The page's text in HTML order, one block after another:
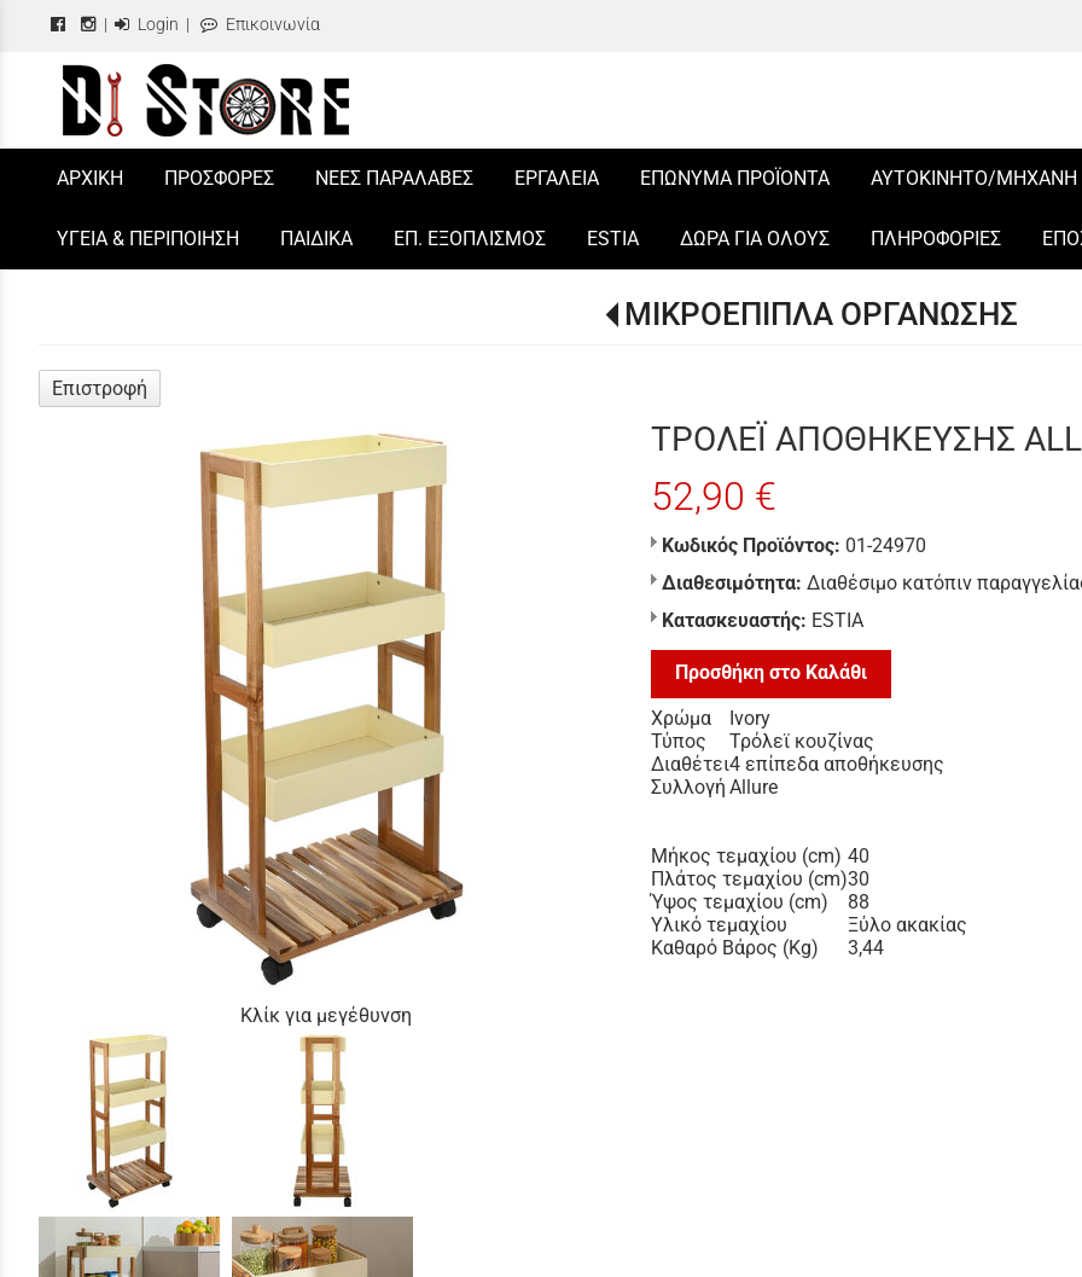
| Login | Επικοινωνία
/
ΑΡΧΙΚΗ ΠΡΟΣΦΟΡΕΣ ΝΕΕΣ ΠΑΡΑΛΑΒΕΣ ΕΡΓΑΛΕΙΑ ΕΠΩΝΥΜΑ ΠΡΟΪΟΝΤΑ ΑΥΤΟΚΙΝΗΤΟ/ΜΗΧΑΝΗ
ΥΓΕΙΑ & ΠΕΡΙΠΟΙΗΣΗ ΠΑΙΔΙΚΑ ΕΠ. ΕΞΟΠΛΙΣΜΟΣ ESTIA ΔΩΡΑ ΓΙΑ ΟΛΟΥΣ ΠΛΗΡΟΦΟΡΙΕΣ
ΜΙΚΡΟΕΠΙΠΛΑ ΟΡΓΑΝΩΣΗΣ
Επιστροφή
Κλίκ για μεγέθυνση
ΤΡΟΛΕΪ ΑΠΟΘΗΚΕΥΣΗΣ
52,90 €
Κωδικός Προϊόντος: 01-24970
Διαθεσιμότητα: Διαθέσιμο κατόπιν
Κατασκευαστής: ESTIA
Προσθήκη στο Καλάθι
Χρώμα
Ivory
Τύπος
Τρόλεϊ κουζίνας
Διαθέτει4 επίπεδα αποθήκευσης
Συλλογή Allure
Μήκος τεμαχίου (cm) 40
Πλάτος τεμαχίου (cm)30
Ύψος τεμαχίου (cm)
88
Υλικό τεμαχίου
Ξύλο ακακίας
Καθαρό Βάρος (Kg)
3,44